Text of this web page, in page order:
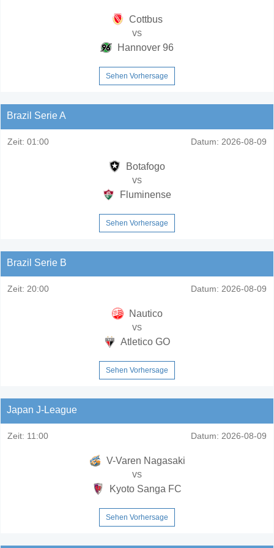
Cottbus
vs
Hannover 96
Sehen Vorhersage
Brazil Serie A
Zeit: 01:00 Datum: 2026-08-09
Botafogo
vs
Fluminense
Sehen Vorhersage
Brazil Serie B
Zeit: 20:00 Datum: 2026-08-09
Nautico
vs
Atletico GO
Sehen Vorhersage
Japan J-League
Zeit: 11:00 Datum: 2026-08-09
V-Varen Nagasaki
vs
Kyoto Sanga FC
Sehen Vorhersage